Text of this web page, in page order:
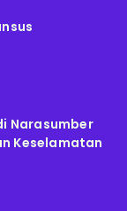
Narasumber
Keselamatan